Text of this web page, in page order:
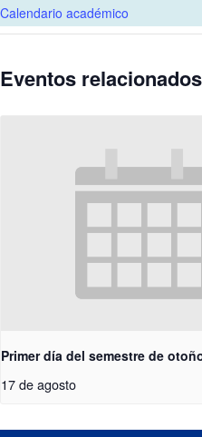
Calendario académico
Eventos relacionados
Primer día del semestre de
17 de agosto